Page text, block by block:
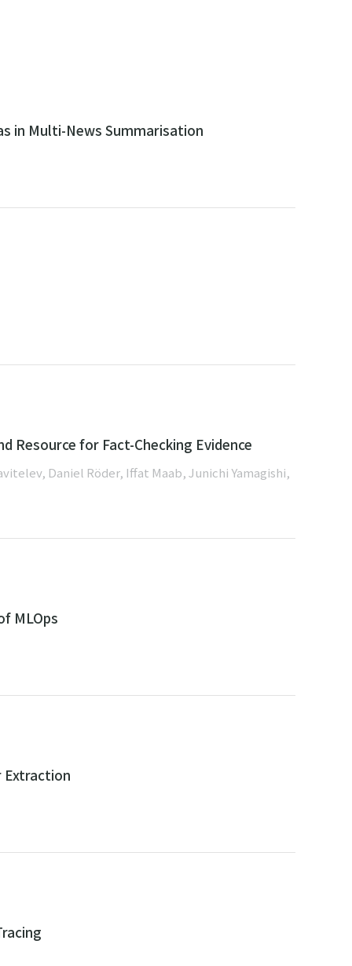
in Multi-News Summarisation
Resource for Fact-Checking Evidence
Daniel Röder, Iffat Maab, Junichi Yamagishi,
MLOps
Extraction